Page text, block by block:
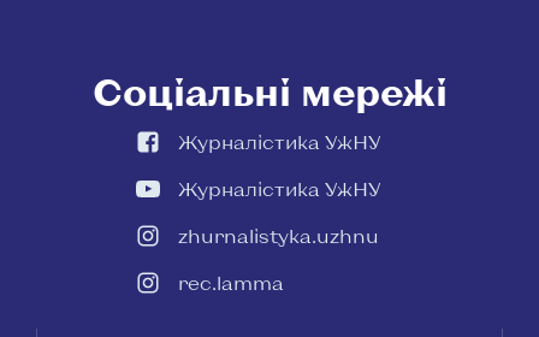
Соціальні мережі
Журналістика УжНУ
Журналістика УжНУ
zhurnalistyka.uzhnu
rec.lamma